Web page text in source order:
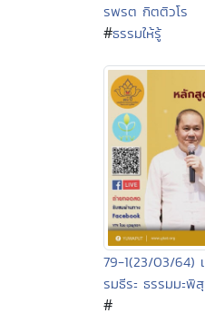
รพรต กิตติวโร
#ธรรมให้รู้
79-1(23/03/64)
รมธีระ ธรรมมะพิ
#